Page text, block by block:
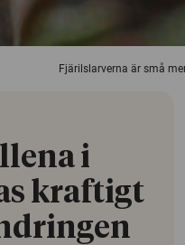
Fjärilslarverna är små
i
kraftigt